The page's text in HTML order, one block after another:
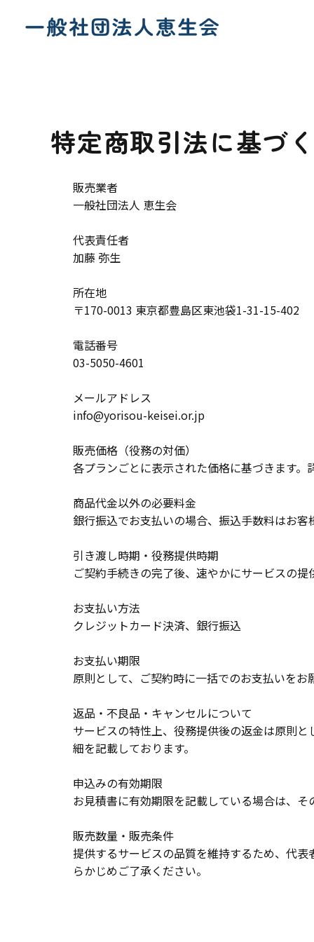
特定商取引法に基づ
販売業者
一般社団法人 恵生会
代表責任者
加藤 弥生
所在地
〒170-0013 東京都豊島区東池袋1-31-15-402
電話番号
03-5050-4601
メールアドレス
info@yorisou-keisei.or.jp
販売価格（役務の対価）
各プランごとに表示された価格に基づきます
商品代金以外の必要料金
銀行振込でお支払いの場合、振込手数料はお
引き渡し時期・役務提供時期
ご契約手続きの完了後、速やかにサービスの提
お支払い方法
クレジットカード決済、銀行振込
お支払い期限
原則として、ご契約時に一括でのお支払いを
返品・不良品・キャンセルについて
サービスの特性上、役務提供後の返金は原則
細を記載しております。
申込みの有効期限
お見積書に有効期限を記載している場合は、
販売数量・販売条件
提供するサービスの品質を維持するため、代
らかじめご了承ください。